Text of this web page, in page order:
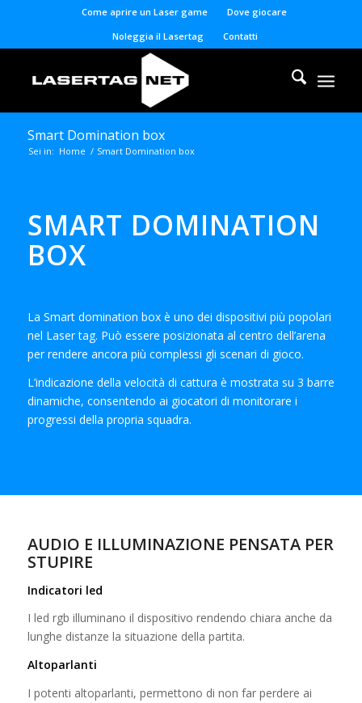
Come aprire un Laser game
Dove giocare
Noleggia il Lasertag
Contatti
Smart Domination box
Sei in: Home / Smart Domination box
SMART DOMINATION
BOX
La Smart domination box è uno dei dispositivi più popolari
nel Laser tag. Può essere posizionata al centro dell’arena
per rendere ancora più complessi gli scenari di gioco.
L’indicazione della velocità di cattura è mostrata su 3 barre
dinamiche, consentendo ai giocatori di monitorare i
progressi della propria squadra.
AUDIO E ILLUMINAZIONE PENSATA PER
STUPIRE
Indicatori led
I led rgb illuminano il dispositivo rendendo chiara anche da
lunghe distanze la situazione della partita.
Altoparlanti
I potenti altoparlanti, permettono di non far perdere ai